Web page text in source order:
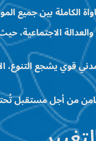
الكاملة بين جميع
الاجتماعية،
قوي يشجع التنوع،
من أجل مستقبل